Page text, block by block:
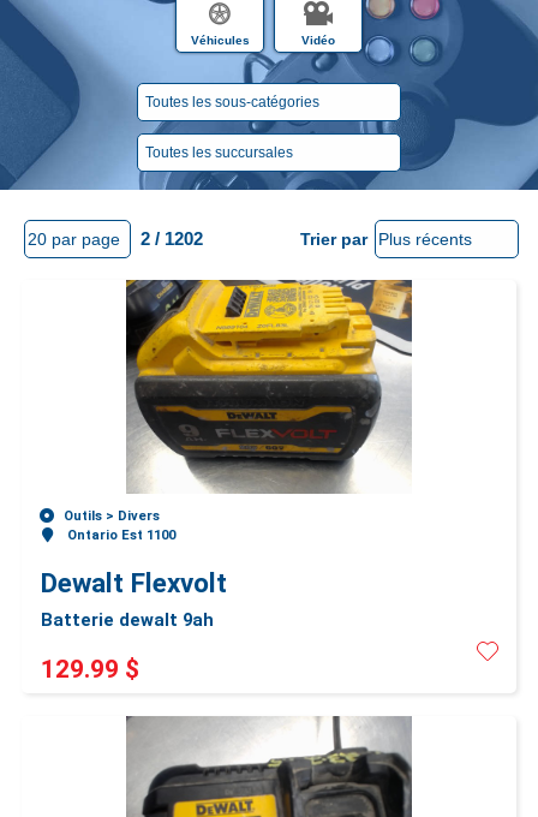
Véhicules Vidéo
2 / 1202 Trier par
Outils > Divers
Ontario Est 1100
Dewalt Flexvolt
Batterie dewalt 9ah
129.99 $